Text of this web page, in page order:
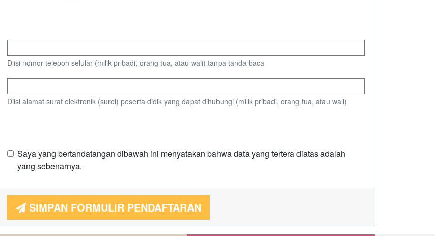
Diisi nomor telepon selular (milik pribadi, orang tua, atau wali) tanpa tanda baca
Diisi alamat surat elektronik (surel) peserta didik yang dapat dihubungi (milik pribadi, orang tua, atau wali)
Saya yang bertandatangan dibawah ini menyatakan bahwa data yang tertera diatas adalah
yang sebenarnya.
SIMPAN FORMULIR PENDAFTARAN